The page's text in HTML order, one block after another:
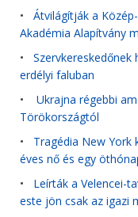
• Átvilágítják a
Akadémia Alapítvány
•
erdélyi faluban
•
Ukrajna régebbi
Törökországtól
• Tragédia New York
éves nő és egy
• Leírták a Velencei-
este jön csak az igazi